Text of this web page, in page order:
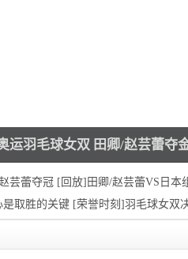
运羽毛球女双 田卿/赵芸蕾夺
芸蕾夺冠 [回放]田卿/赵芸蕾VS日本
取胜的关键 [荣誉时刻]羽毛球女双